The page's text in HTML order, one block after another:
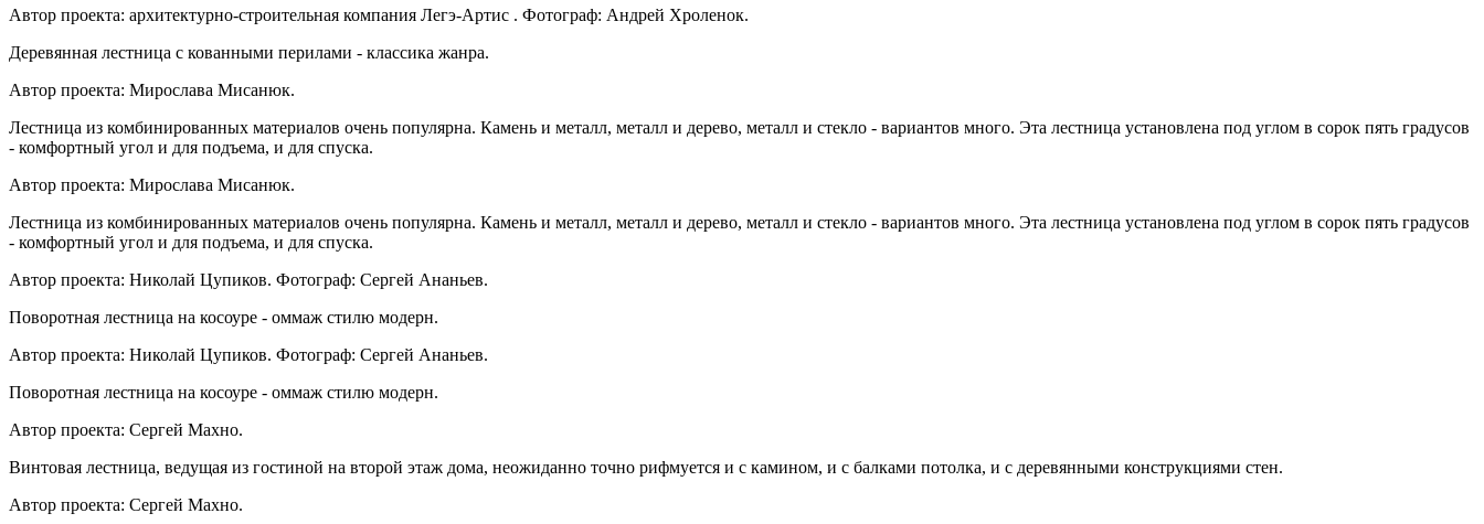
Автор проекта: архитектурно-строительная компания Легэ-Артис . Фотограф: Андрей Хроленок.
Деревянная лестница с кованными перилами - классика жанра.
Автор проекта: Мирослава Мисанюк.
Лестница из комбинированных материалов очень популярна. Камень и металл, металл и дерево, металл и стекло - вариантов много. Эта лестница установлена под углом в сорок пять градусов
- комфортный угол и для подъема, и для спуска.
Автор проекта: Мирослава Мисанюк.
Лестница из комбинированных материалов очень популярна. Камень и металл, металл и дерево, металл и стекло - вариантов много. Эта лестница установлена под углом в сорок пять градусов
- комфортный угол и для подъема, и для спуска.
Автор проекта: Николай Цупиков. Фотограф: Сергей Ананьев.
Поворотная лестница на косоуре - оммаж стилю модерн.
Автор проекта: Николай Цупиков. Фотограф: Сергей Ананьев.
Поворотная лестница на косоуре - оммаж стилю модерн.
Автор проекта: Сергей Махно.
Винтовая лестница, ведущая из гостиной на второй этаж дома, неожиданно точно рифмуется и с камином, и с балками потолка, и с деревянными конструкциями стен.
Автор проекта: Сергей Махно.